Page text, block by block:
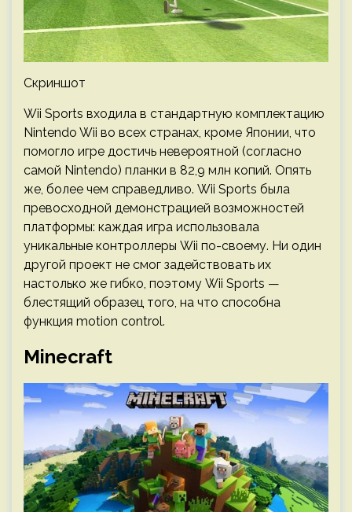
Скриншот
Wii Sports входила в стандартную комплектацию
Nintendo Wii во всех странах, кроме Японии, что
помогло игре достичь невероятной (согласно
самой Nintendo) планки в 82,9 млн копий. Опять
же, более чем справедливо. Wii Sports была
превосходной демонстрацией возможностей
платформы: каждая игра использовала
уникальные контроллеры Wii по-своему. Ни один
другой проект не смог задействовать их
настолько же гибко, поэтому Wii Sports —
блестящий образец того, на что способна
функция motion control.
Minecraft